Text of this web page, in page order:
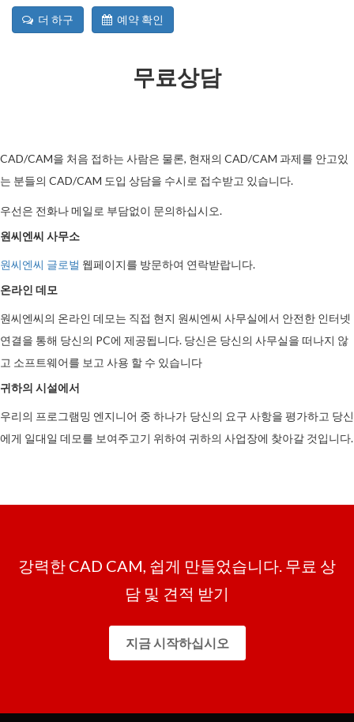
더 하구 예약 확인
무료상담
CAD/CAM을 처음 접하는 사람은 물론, 현재의 CAD/CAM 과제를 안고있
는 분들의 CAD/CAM 도입 상담을 수시로 접수받고 있습니다.
우선은 전화나 메일로 부담없이 문의하십시오.
원씨엔씨 사무소
원씨엔씨 글로벌 웹페이지를 방문하여 연락받랍니다.
온라인 데모
원씨엔씨의 온라인 데모는 직접 현지 원씨엔씨 사무실에서 안전한 인터넷
연결을 통해 당신의 PC에 제공됩니다. 당신은 당신의 사무실을 떠나지 않
고 소프트웨어를 보고 사용 할 수 있습니다
귀하의 시설에서
우리의 프로그램밍 엔지니어 중 하나가 당신의 요구 사항을 평가하고 당신
에게 일대일 데모를 보여주고기 위하여 귀하의 사업장에 찾아갈 것입니다.
강력한 CAD CAM, 쉽게 만들었습니다. 무료 상
담 및 견적 받기
지금 시작하십시오